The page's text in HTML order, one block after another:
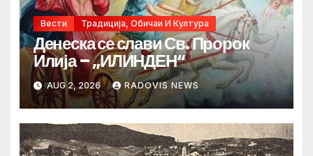
Вести Традиција, Обичаи И Култура
Денеска се слави Св. Пророк
Илија – „ИЛИНДЕН“
AUG 2, 2026 RADOVIS NEWS